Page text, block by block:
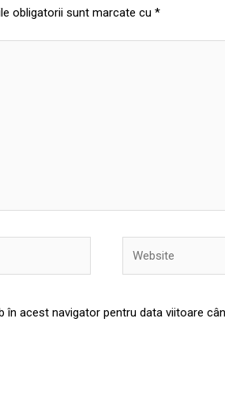
obligatorii sunt marcate cu*
în acest navigator pentru data viitoare